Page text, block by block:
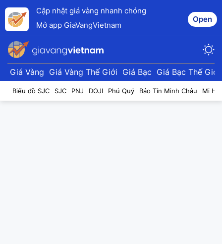
Cập nhật giá vàng nhanh chóng
Mở app GiaVangVietnam
Open
Giá Vàng Giá Vàng Thế Giới Giá Bạc Giá Bạc Thế Giới
Biểu đồ SJC SJC PNJ DOJI Phú Quý Bảo Tín Minh Châu Mi